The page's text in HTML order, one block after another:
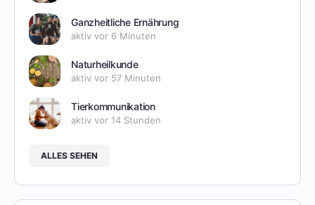
Ganzheitliche Ernährung
aktiv vor 6 Minuten
Naturheilkunde
aktiv vor 57 Minuten
Tierkommunikation
aktiv vor 14 Stunden
ALLES SEHEN